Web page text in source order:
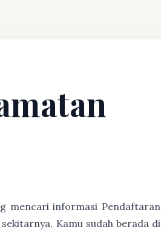
mencari informasi Pendaftaran
Kamu sudah berada di